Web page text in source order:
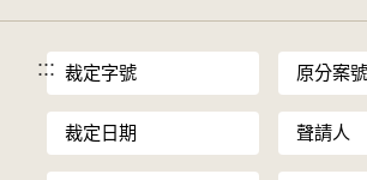
::: 裁定字號 原分案號
裁定日期 聲請人